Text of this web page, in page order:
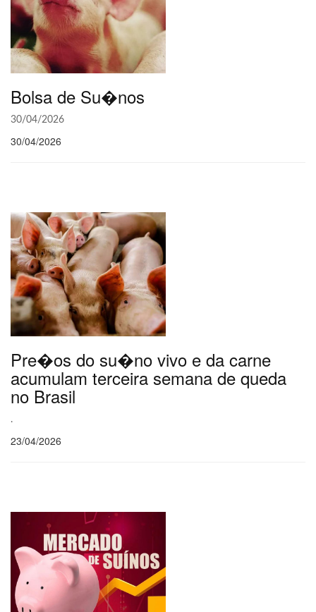
Bolsa de Su�nos
30/04/2026
30/04/2026
Pre�os do su�no vivo e da carne
acumulam terceira semana de queda
no Brasil
.
23/04/2026